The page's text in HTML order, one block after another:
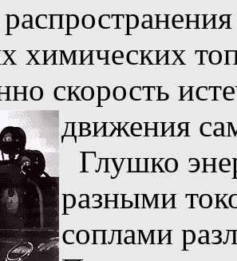
химических
скорость
движения
Глушко
разными
соплами